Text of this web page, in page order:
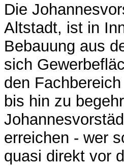
Die
Altstadt, ist in
Bebauung aus
sich
den
bis hin zu
erreichen - wer
quasi direkt vor